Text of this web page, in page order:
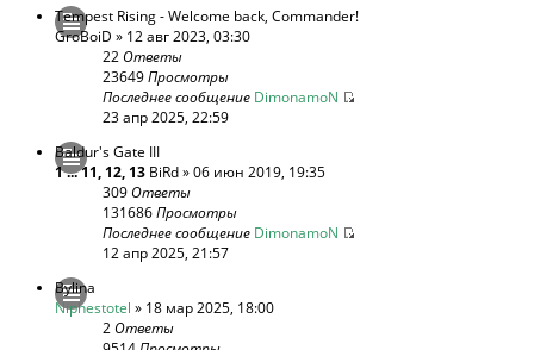
Tempest Rising - Welcome back, Commander!
GroBoiD » 12 авг 2023, 03:30
22Ответы
23649Просмотры
Последнее сообщение DimonamoN
23 апр 2025, 22:59
Baldur's Gate III
1...11, 12, 13 BiRd» 06 июн 2019, 19:35
309Ответы
131686Просмотры
Последнее сообщение DimonamoN
12 апр 2025, 21:57
Bylina
Niphestotel » 18 мар 2025, 18:00
2Ответы